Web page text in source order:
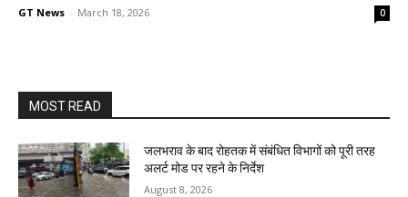
GT News - March 18, 2026 0
MOST READ
जलभराव के बाद रोहतक में संबंधित विभागों को पूरी तरह
अलर्ट मोड पर रहने के निर्देश
August 8, 2026